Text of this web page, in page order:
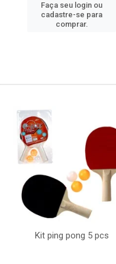
Faça seu login ou
cadastre-se para
comprar.
Kit ping pong 5 pcs